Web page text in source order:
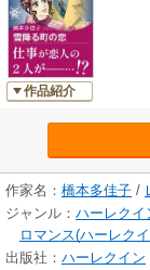
作品紹介
作家名： 橋本多佳子 /
ジャンル： ハーレクイ
ロマンス(ハーレク
出版社： ハーレクイン